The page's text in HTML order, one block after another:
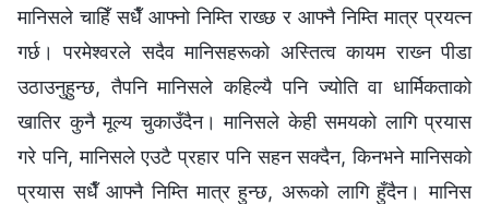
मानिसले चाहिँ सधैँ आफ्नो निम्ति राख्‍छ र आफ्नै निम्ति मात्र प्रयत्‍न
गर्छ। परमेश्‍वरले सदैव मानिसहरूको अस्तित्व कायम राख्‍न पीडा
उठाउनुहुन्छ, तैपनि मानिसले कहिल्यै पनि ज्योति वा धार्मिकताको
खातिर कुनै मूल्य चुकाउँदैन। मानिसले केही समयको लागि प्रयास
गरे पनि, मानिसले एउटै प्रहार पनि सहन सक्दैन, किनभने मानिसको
प्रयास सधैँ आफ्नै निम्ति मात्र हुन्छ, अरूको लागि हुँदैन। मानिस